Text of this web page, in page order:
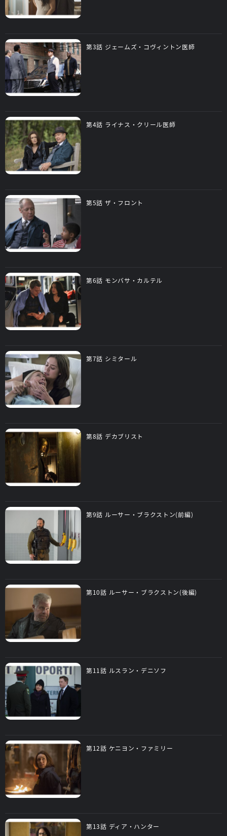
第3話 ジェームズ・コヴィントン医師
第4話 ライナス・クリール医師
第5話 ザ・フロント
第6話 モンバサ・カルテル
第7話 シミタール
第8話 デカブリスト
第9話 ルーサー・ブラクストン(前編)
第10話 ルーサー・ブラクストン(後編)
第11話 ルスラン・デニソフ
第12話 ケニヨン・ファミリー
第13話 ディア・ハンター